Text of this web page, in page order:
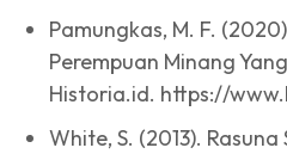
Pamungkas, M. F.
Perempuan Minang
Historia.id. https://
White, S. (2013).